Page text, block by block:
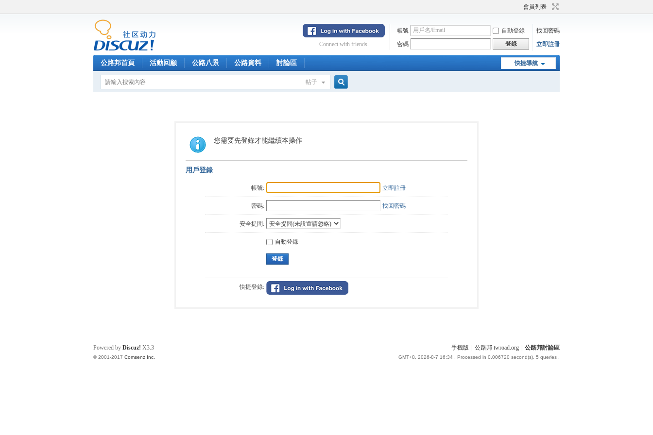
會員列表
帳號 自動登錄
找回密碼
密碼
登錄 立即註冊
Connect with friends.
快捷導航
公路邦首頁 活動回顧 公路八景 公路資料 討論區
帖子
您需要先登錄才能繼續本操作
用戶登錄
帳號: 立即註冊
密碼: 找回密碼
安全提問:
自動登錄
登錄
快捷登錄:
手機版 公路邦 twroad.org 公路邦討論區
GMT+8, 2026-8-7 16:34 , Processed in 0.006720 second(s), 5 queries .
Powered by Discuz! X3.3
© 2001-2017 Comsenz Inc.